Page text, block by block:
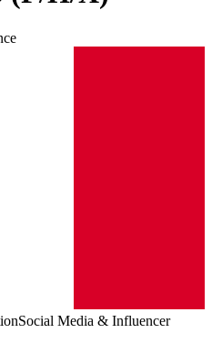
Social Media & Influencer